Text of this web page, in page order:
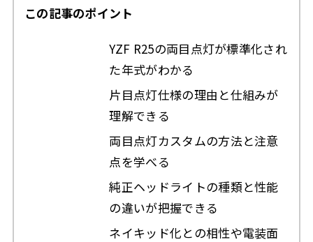
この記事のポイント
YZF R25の両目点灯が標準化され
た年式がわかる
片目点灯仕様の理由と仕組みが
理解できる
両目点灯カスタムの方法と注意
点を学べる
純正ヘッドライトの種類と性能
の違いが把握できる
ネイキッド化との相性や電装面